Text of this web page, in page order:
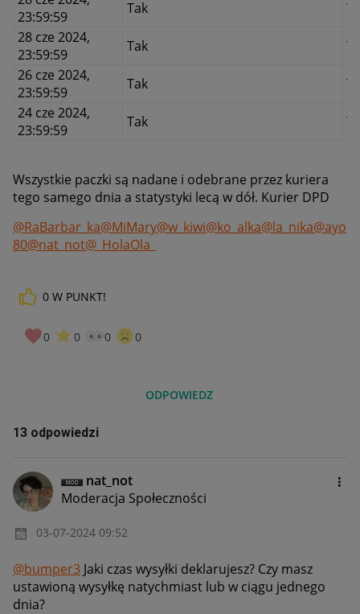
23:59:59
Tak
28 cze 2024,
23:59:59
Tak
26 cze 2024,
23:59:59
Tak
24 cze 2024,
23:59:59
Tak
Wszystkie paczki są nadane i odebrane przez kuriera
tego samego dnia a statystyki lecą w dół. Kurier DPD
@RaBarbar_ka@MiMary@w_kiwi@ko_alka@la_nika@ayo
80@nat_not@_HolaOla_
0 W PUNKT!
0 0 0 0
ODPOWIEDZ
13 odpowiedzi
nat_not
Moderacja Społeczności
‎03-07-2024 09:52
@bumper3 Jaki czas wysyłki deklarujesz? Czy masz
ustawioną wysyłkę natychmiast lub w ciągu jednego
dnia?